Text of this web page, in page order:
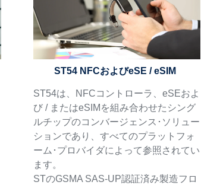
ST54 NFCおよびeSE / eSIM
ST54は、NFCコントローラ、eSEおよ
び / またはeSIMを組み合わせたシング
ルチップのコンバージェンス･ソリュー
ションであり、すべてのプラットフォ
ーム･プロバイダによって参照されてい
ます。
STのGSMA SAS-UP認証済み製造フロ